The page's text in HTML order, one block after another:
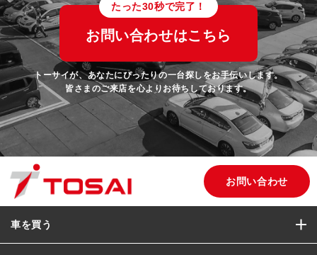
たった30秒で完了！
お問い合わせはこちら
トーサイが、あなたにぴったりの一台探しをお手伝いします。
皆さまのご来店を心よりお待ちしております。
お問い合わせ
車を買う